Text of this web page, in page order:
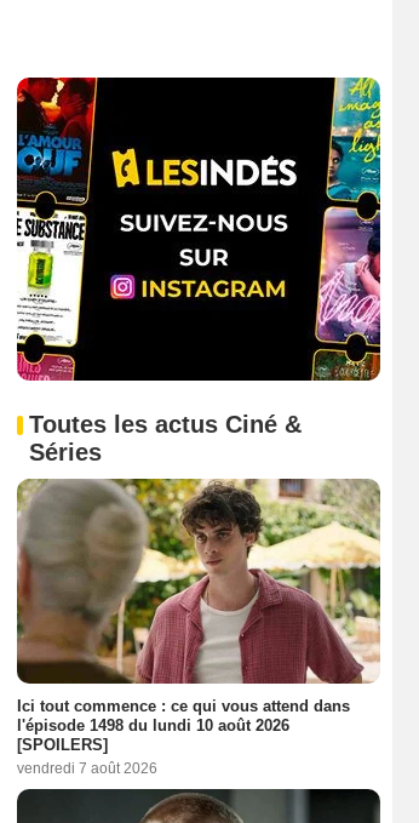
Toutes les actus Ciné &
Séries
Ici tout commence : ce qui vous attend dans
l'épisode 1498 du lundi 10 août 2026
[SPOILERS]
vendredi 7 août 2026